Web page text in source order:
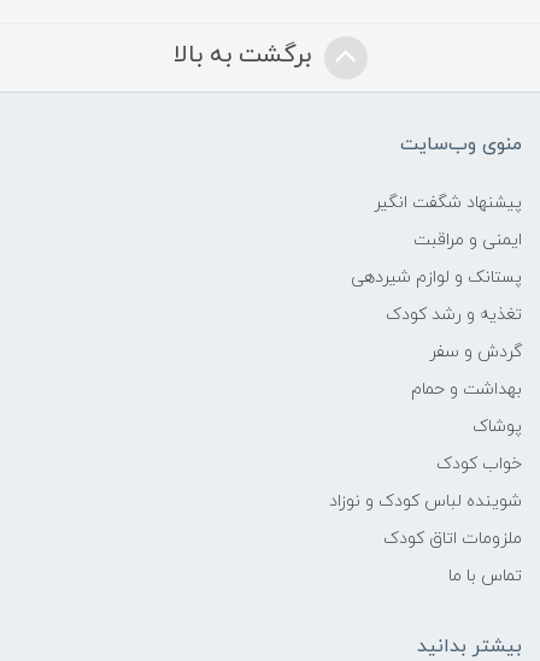
برگشت به بالا
منوی وب‌سایت
پیشنهاد شگفت انگیر
ایمنی و مراقبت
پستانک و لوازم شیردهی
تغذیه و رشد کودک
گردش و سفر
بهداشت و حمام
پوشاک
خواب کودک
شوینده لباس کودک و نوزاد
ملزومات اتاق کودک
تماس با ما
بیشتر بدانید